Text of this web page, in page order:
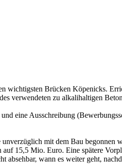
wichtigsten Brücken Köpenicks.
verwendeten zu alkalihaltigen
eine Ausschreibung
mit dem Bau
15,5 Mio. Euro. Eine spätere
wann es weiter geht,